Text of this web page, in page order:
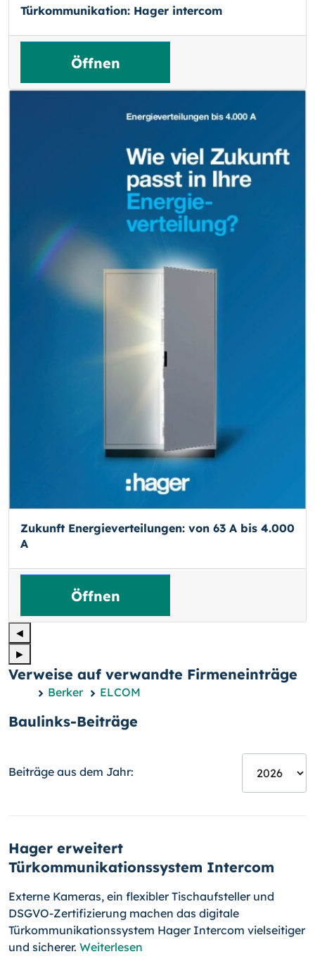
Türkommunikation: Hager intercom
Öffnen
Zukunft Energieverteilungen: von 63 A bis 4.000
A
Öffnen
◄
►
Verweise auf verwandte Firmeneinträge
Berker ELCOM
Baulinks-Beiträge
Beiträge aus dem Jahr:
Hager erweitert
Türkommunikationssystem Intercom
Externe Kameras, ein flexibler Tischaufsteller und
DSGVO-Zertifizierung machen das digitale
Türkommunikationssystem Hager Intercom vielseitiger
und sicherer. Weiterlesen